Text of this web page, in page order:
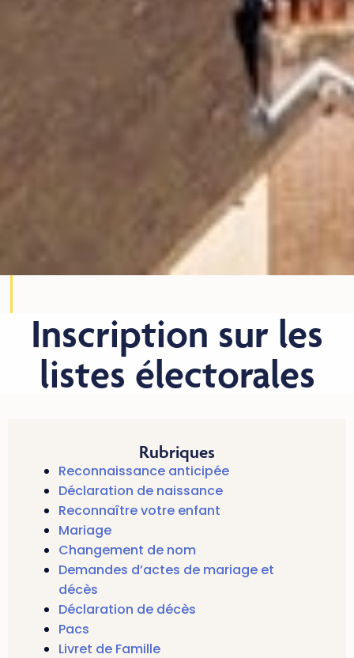
Inscription sur les
listes électorales
Rubriques
Reconnaissance anticipée
Déclaration de naissance
Reconnaître votre enfant
Mariage
Changement de nom
Demandes d’actes de mariage et
décès
Déclaration de décès
Pacs
Livret de Famille